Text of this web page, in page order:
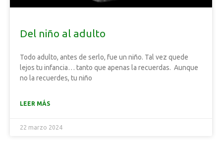
Del niño al adulto
Todo adulto, antes de serlo, fue un niño. Tal vez quede
lejos tu infancia… tanto que apenas la recuerdas. Aunque
no la recuerdes, tu niño
LEER MÁS
22 marzo 2024